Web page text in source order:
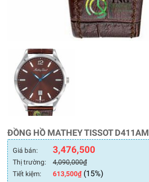
ĐỒNG HỒ MATHEY TISSOT D411AM
Giá bán: 3,476,500
Thị trường: 4,090,000₫
Tiết kiệm:
613,500₫(15%)